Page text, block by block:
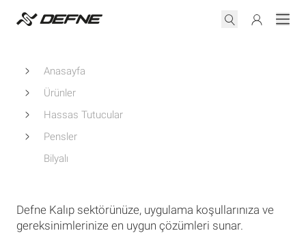
Anasayfa
Ürünler
Hassas Tutucular
Pensler
Bilyalı
Defne Kalıp sektörünüze, uygulama koşullarınıza ve
gereksinimlerinize en uygun çözümleri sunar.